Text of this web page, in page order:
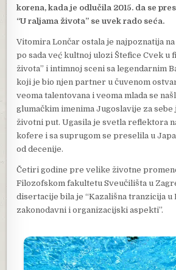
korena, kada je odlučila 2015. da se
“U raljama života” se uvek rado seća.
Vitomira Lončar ostala je najpoznatija
po sada već kultnoj ulozi Štefice Cvek u
života” i intimnoj sceni sa legendarnim
koji je bio njen partner u čuvenom
veoma talentovana i veoma mlada se
glumačkim imenima Jugoslavije za
životni put. Ugasila je svetla reflektora
kofere i sa suprugom se preselila u
od decenije.
Četiri godine pre velike životne
Filozofskom fakultetu Sveučilišta u
disertacije bila je “Kazališna tranzicija
zakonodavni i organizacijski aspekti”.